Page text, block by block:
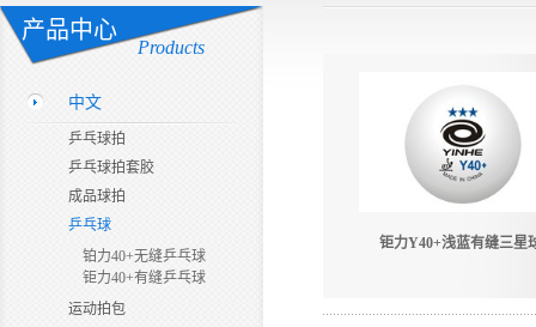
产品中心
Products
中文
乒乓球拍
乒乓球拍套胶
成品球拍
乒乓球
铂力40+无缝乒乓球
钜力40+有缝乒乓球
运动拍包
钜力Y40+浅蓝有缝三星